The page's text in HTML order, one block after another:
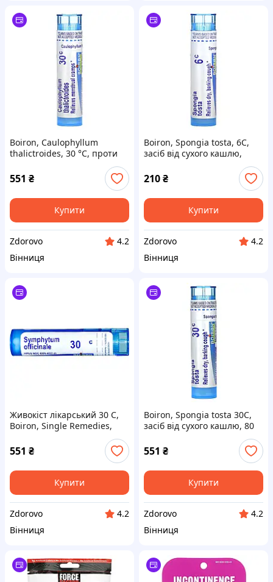
Boiron, Caulophyllum
thalictroides, 30 °C, проти
спазмів, прибл. 80 гранул
551 ₴
Купити
Zdorovo
4.2
Вінниця
Boiron, Spongia tosta, 6C,
засіб від сухого кашлю,
210₴
Купити
Zdorovo
4.2
Вінниця
Живокіст лікарський 30 C,
Boiron, Single Remedies,
551 ₴
Купити
Zdorovo
4.2
Вінниця
Boiron, Spongia tosta 30C,
засіб від сухого кашлю, 80
551 ₴
Купити
Zdorovo
4.2
Вінниця